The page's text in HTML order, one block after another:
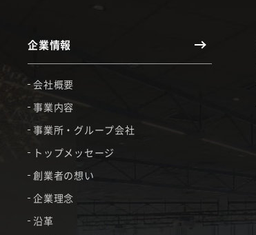
企業情報
会社概要
事業内容
事業所・グループ会社
トップメッセージ
創業者の想い
企業理念
沿革